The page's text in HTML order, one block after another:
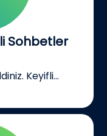
Sohbetler
Keyifli...